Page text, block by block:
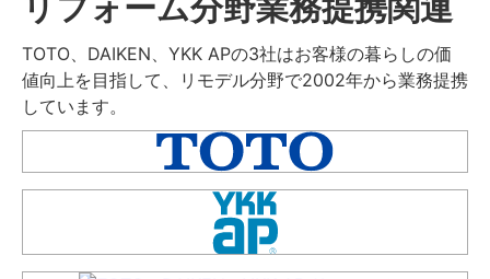
TOTO、DAIKEN、YKK APの3社はお客様の暮らしの価
値向上を目指して、リモデル分野で2002年から業務提携
しています。